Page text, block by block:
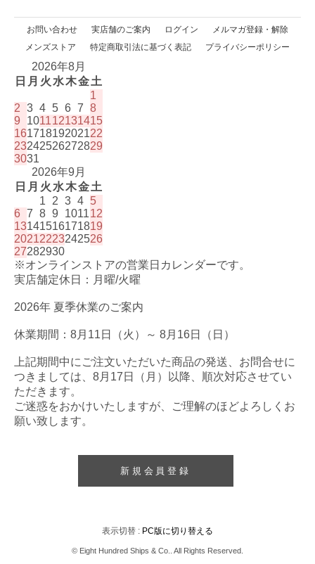
お問い合わせ 実店舗のご案内 ログイン
メルマガ登録・解除
メンズストア
特定商取引法に基づく表記 プライバシーポリシー
2026年8月
日 月 火 水木金土
1
2 3 4 5 6 7 8
9
101112131415
16171819202122
23242526272829
3031
2026年9月
日 月 火 水木金土
1
2 3 4 5
6 7 8 9 101112
13141516171819
20212223242526
27282930
※オンラインストアの営業日カレンダーです。
実店舗定休日：月曜/火曜
2026年 夏季休業のご案内
休業期間：8月11日（火）～ 8月16日（日）
上記期間中にご注文いただいた商品の発送、お問合せに
つきましては、8月17日（月）以降、順次対応させてい
ただきます。
ご迷惑をおかけいたしますが、ご理解のほどよろしくお
願い致します。
新規会員登録
表示切替 : PC版に切り替える
© Eight Hundred Ships & Co.. All Rights Reserved.